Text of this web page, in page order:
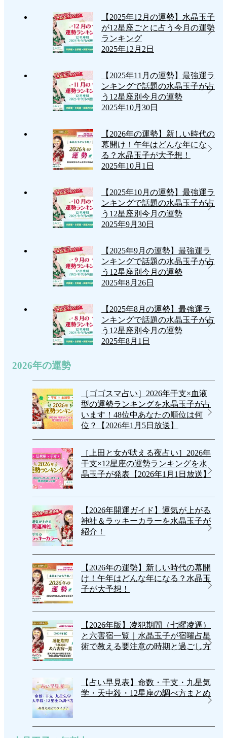
【2025年12月の運勢】水晶玉子
が12星座ごとに占う今月の運勢
ランキング
2025年12月2日
【2025年11月の運勢】最強運ラ
ンキングで話題の水晶玉子が占
う12星座別今月の運勢
2025年10月30日
【2026年の運勢】新しい時代の
幕開け！午年はどんな年にな
る？水晶玉子が大予想！
2025年10月1日
【2025年10月の運勢】最強運ラ
ンキングで話題の水晶玉子が占
う12星座別今月の運勢
2025年9月30日
【2025年9月の運勢】最強運ラ
ンキングで話題の水晶玉子が占
う12星座別今月の運勢
2025年8月26日
【2025年8月の運勢】最強運ラ
ンキングで話題の水晶玉子が占
う12星座別今月の運勢
2025年8月1日
2026年の運勢
［ゴゴスマ占い］2026年干支×血液
型の運勢ランキングを水晶玉子が占
います！48位中あなたの順位は何
位？【2026年1月5日放送】
［上田と女が吠える夜占い］2026年
干支×12星座の運勢ランキングを水
晶玉子が発表【2026年1月1日放送】
【2026年開運ガイド】運気が上がる
神社＆ラッキーカラーを水晶玉子が
紹介！
【2026年の運勢】新しい時代の幕開
け！午年はどんな年になる？水晶玉
子が大予想！
【2026年版】凌犯期間（七曜凌逼）
と六害宿一覧｜水晶玉子が宿曜占星
術で教える要注意の時期と過ごし方
【占い早見表】命数・干支・九星気
学・天中殺・12星座の調べ方まとめ